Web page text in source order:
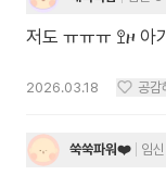
저도 ㅠㅠㅠ ꖶዞ 아
2026.03.18 공감
쑥쑥파워❤️ 임